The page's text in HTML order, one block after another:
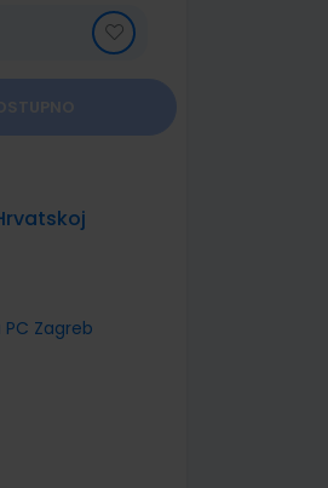
Zagreb